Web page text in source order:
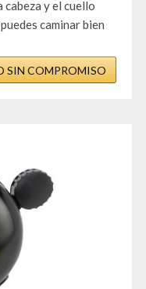
y el cuello
caminar bien
SIN COMPROMISO